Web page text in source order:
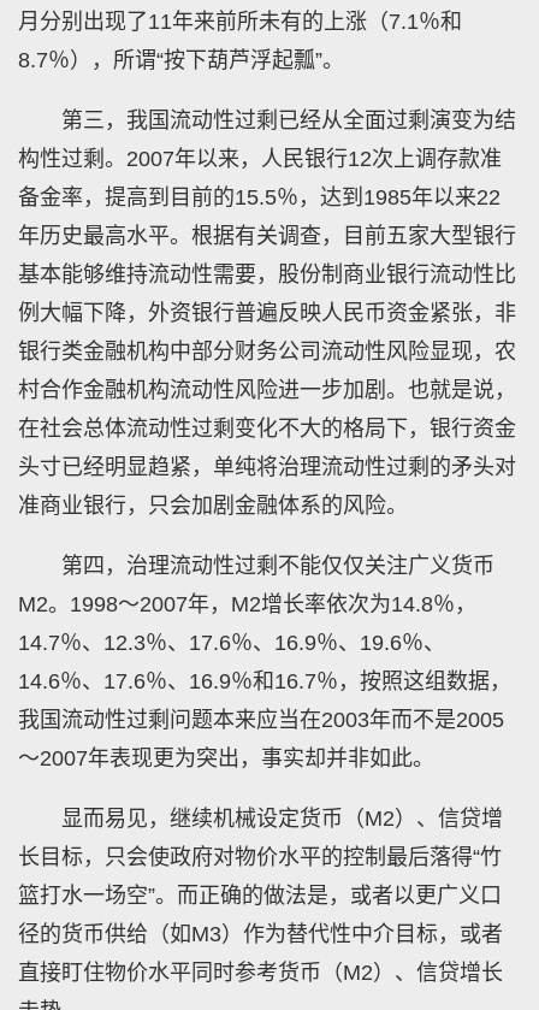
月分别出现了11年来前所未有的上涨（7.1％和
8.7％），所谓“按下葫芦浮起瓢”。
第三，我国流动性过剩已经从全面过剩演变为结
构性过剩。2007年以来，人民银行12次上调存款准
备金率，提高到目前的15.5％，达到1985年以来22
年历史最高水平。根据有关调查，目前五家大型银行
基本能够维持流动性需要，股份制商业银行流动性比
例大幅下降，外资银行普遍反映人民币资金紧张，非
银行类金融机构中部分财务公司流动性风险显现，农
村合作金融机构流动性风险进一步加剧。也就是说，
在社会总体流动性过剩变化不大的格局下，银行资金
头寸已经明显趋紧，单纯将治理流动性过剩的矛头对
准商业银行，只会加剧金融体系的风险。
第四，治理流动性过剩不能仅仅关注广义货币
M2。1998～2007年，M2增长率依次为14.8％，
14.7％、12.3％、17.6％、16.9％、19.6％、
14.6％、17.6％、16.9％和16.7％，按照这组数据，
我国流动性过剩问题本来应当在2003年而不是2005
～2007年表现更为突出，事实却并非如此。
显而易见，继续机械设定货币（M2）、信贷增
长目标，只会使政府对物价水平的控制最后落得“竹
篮打水一场空”。而正确的做法是，或者以更广义口
径的货币供给（如M3）作为替代性中介目标，或者
直接盯住物价水平同时参考货币（M2）、信贷增长